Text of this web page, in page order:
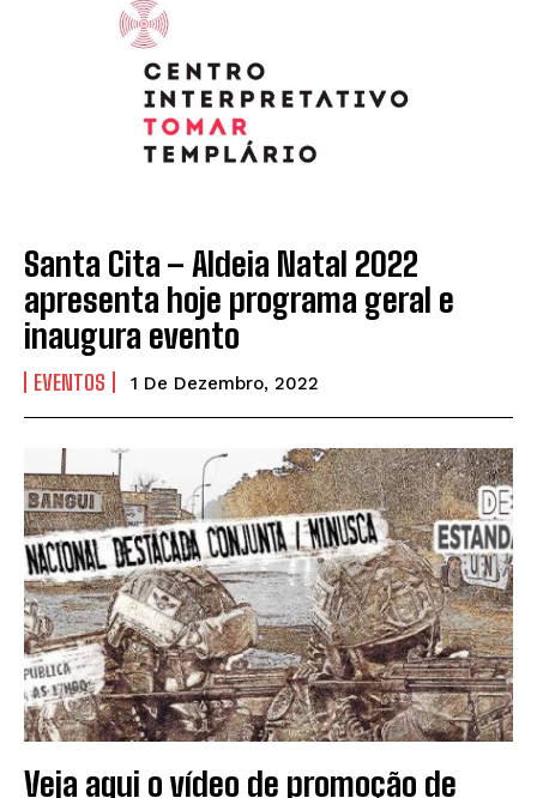
Santa Cita – Aldeia Natal 2022
apresenta hoje programa geral e
inaugura evento
EVENTOS 1 De Dezembro, 2022
Veja aqui o vídeo de promoção de